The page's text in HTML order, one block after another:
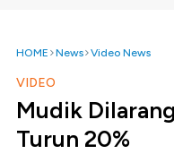
HOME News Video News
VIDEO
Mudik
Turun 20%